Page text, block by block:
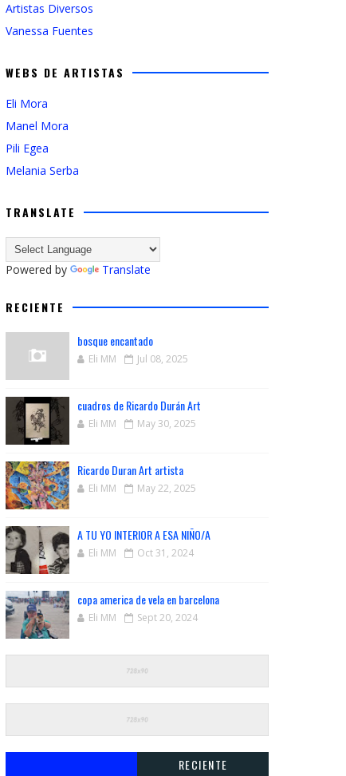
Artistas Diversos
Vanessa Fuentes
WEBS DE ARTISTAS
Eli Mora
Manel Mora
Pili Egea
Melania Serba
TRANSLATE
Powered by Translate
RECIENTE
bosque encantado
Eli MM Jul 08, 2025
cuadros de Ricardo Durán Art
Eli MM May 30, 2025
Ricardo Duran Art artista
Eli MM May 22, 2025
A TU YO INTERIOR A ESA NIÑO/A
Eli MM Oct 31, 2024
copa america de vela en barcelona
Eli MM Sept 20, 2024
RECIENTE